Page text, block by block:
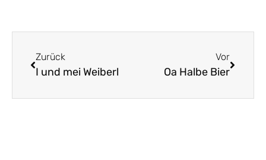
Zurück
I und mei Weiberl
Vor
Oa Halbe Bier